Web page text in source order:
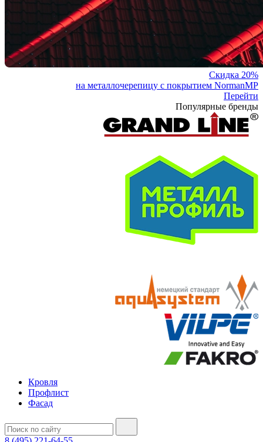
Скидка 20%
на металлочерепицу с покрытием NormanMP
Перейти
Популярные бренды
Кровля
Профлист
Фасад